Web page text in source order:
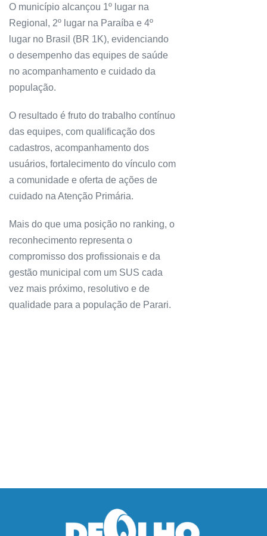
O município alcançou 1º lugar na
Regional, 2º lugar na Paraíba e 4º
lugar no Brasil (BR 1K), evidenciando
o desempenho das equipes de saúde
no acompanhamento e cuidado da
população.
O resultado é fruto do trabalho contínuo
das equipes, com qualificação dos
cadastros, acompanhamento dos
usuários, fortalecimento do vínculo com
a comunidade e oferta de ações de
cuidado na Atenção Primária.
Mais do que uma posição no ranking, o
reconhecimento representa o
compromisso dos profissionais e da
gestão municipal com um SUS cada
vez mais próximo, resolutivo e de
qualidade para a população de Parari.